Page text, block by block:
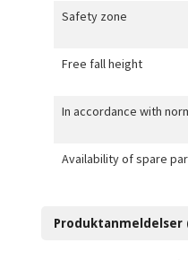
Safety zone
Free fall height
In accordance with
Availability of spare
Produktanmeldelser